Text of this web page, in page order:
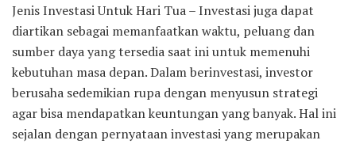
Jenis Investasi Untuk Hari Tua – Investasi juga dapat
diartikan sebagai memanfaatkan waktu, peluang dan
sumber daya yang tersedia saat ini untuk memenuhi
kebutuhan masa depan. Dalam berinvestasi, investor
berusaha sedemikian rupa dengan menyusun strategi
agar bisa mendapatkan keuntungan yang banyak. Hal ini
sejalan dengan pernyataan investasi yang merupakan